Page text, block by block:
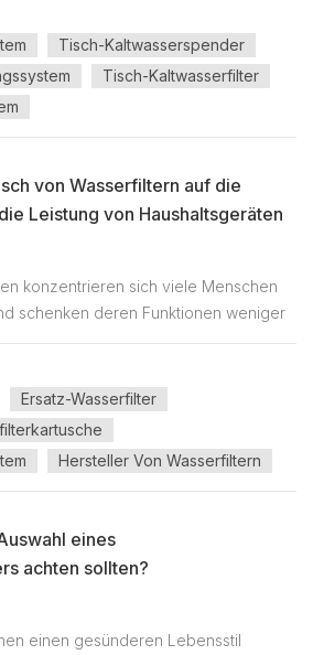
weniger erfrischend als sonst. Oft
vollkommen klar aus, was...
Tisch-Kaltwasserspender
Tisch-Kaltwasserfilter
von Wasserfiltern auf die
Leistung von Haushaltsgeräten
konzentrieren sich viele Menschen
schenken deren Funktionen weniger
ist die Filterkartusche
Sie ist dafür verantwortlich,
entfernen, den Geschmack zu ver...
Ersatz-Wasserfilter
Hersteller Von Wasserfiltern
eines
achten sollten?
einen gesünderen Lebensstil